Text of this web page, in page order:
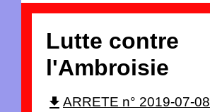
Lutte contre
l'Ambroisie
file_download ARRETE n° 2019-07-08